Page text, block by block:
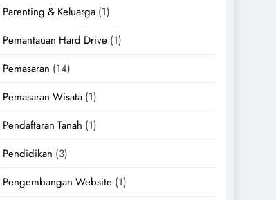
Parenting & Keluarga (1)
Pemantauan Hard Drive (1)
Pemasaran (14)
Pemasaran Wisata (1)
Pendaftaran Tanah (1)
Pendidikan (3)
Pengembangan Website (1)